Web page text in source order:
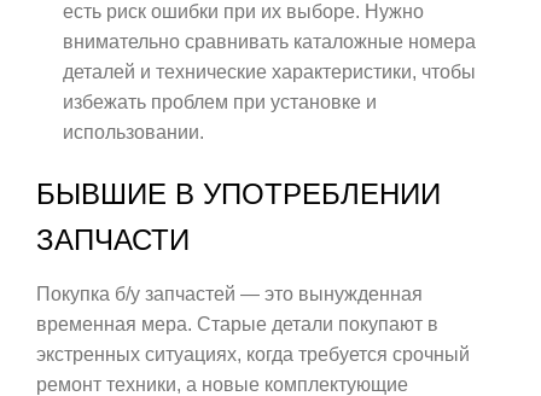
есть риск ошибки при их выборе. Нужно
внимательно сравнивать каталожные номера
деталей и технические характеристики, чтобы
избежать проблем при установке и
использовании.
БЫВШИЕ В УПОТРЕБЛЕНИИ
ЗАПЧАСТИ
Покупка б/у запчастей — это вынужденная
временная мера. Старые детали покупают в
экстренных ситуациях, когда требуется срочный
ремонт техники, а новые комплектующие